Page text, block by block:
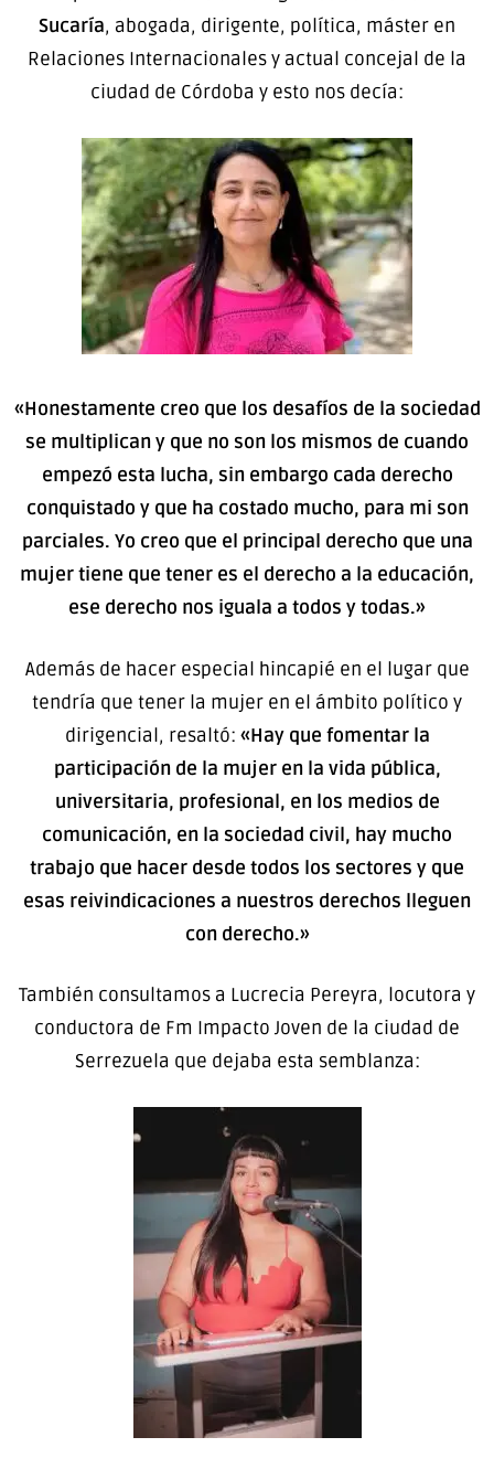
Sucaría, abogada, dirigente, política, máster en
Relaciones Internacionales y actual concejal de la
ciudad de Córdoba y esto nos decía:
«Honestamente creo que los desafíos de la sociedad
se multiplican y que no son los mismos de cuando
empezó esta lucha, sin embargo cada derecho
conquistado y que ha costado mucho, para mi son
parciales. Yo creo que el principal derecho que una
mujer tiene que tener es el derecho a la educación,
ese derecho nos iguala a todos y todas.»
Además de hacer especial hincapié en el lugar que
tendría que tener la mujer en el ámbito político y
dirigencial, resaltó: «Hay que fomentar la
participación de la mujer en la vida pública,
universitaria, profesional, en los medios de
comunicación, en la sociedad civil, hay mucho
trabajo que hacer desde todos los sectores y que
esas reivindicaciones a nuestros derechos lleguen
con derecho.»
También consultamos a Lucrecia Pereyra, locutora y
conductora de Fm Impacto Joven de la ciudad de
Serrezuela que dejaba esta semblanza: